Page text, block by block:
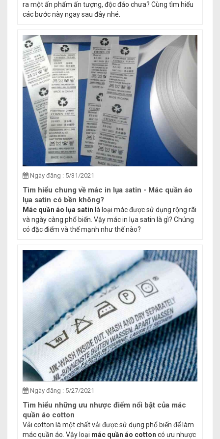
ra một ấn phẩm ấn tượng, độc đáo chưa? Cùng tìm hiểu
các bước này ngay sau đây nhé.
Ngày đăng : 5/31/2021
Tìm hiểu chung về mác in lụa satin - Mác quần áo
lụa satin có bền không?
Mác quần áo lụa satin là loại mác được sử dụng rộng rãi
và ngày càng phổ biến. Vậy mác in lụa satin là gì? Chúng
có đặc điểm và thế mạnh như thế nào?
Ngày đăng : 5/27/2021
Tìm hiểu những ưu nhược điểm nổi bật của mác
quần áo cotton
Vải cotton là một chất vải được sử dụng phổ biến để làm
mác quần áo. Vậy loại mác quần áo cotton có ưu nhược